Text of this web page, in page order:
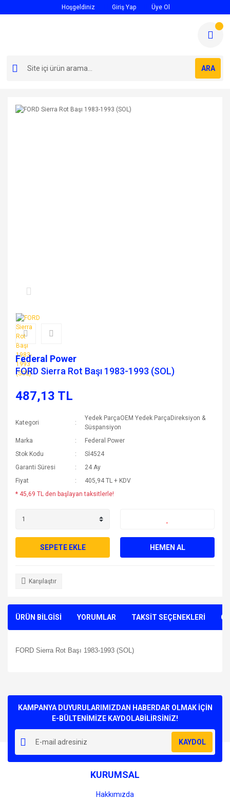
Hoşgeldiniz Giriş Yap Üye Ol
ARA
Federal Power
FORD Sierra Rot Başı 1983-1993 (SOL)
487,13 TL
Kategori
Yedek ParçaOEM Yedek ParçaDireksiyon &
Süspansiyon
Marka
Federal Power
Stok Kodu
Sİ4524
Garanti Süresi
24 Ay
Fiyat
405,94 TL + KDV
* 45,69 TL den başlayan taksitlerle!
SEPETE EKLE HEMEN AL
Karşılaştır
ÜRÜN BİLGİSİ YORUMLAR TAKSİT SEÇENEKLERİ
FORD Sierra Rot Başı 1983-1993 (SOL)
Yorum Yaz
kullanarak tarafımıza iletebilirsiniz.
Görüş ve önerileriniz için teşekkür ederiz.
Ürün resmi kalitesiz, bozuk veya görüntülenemiyor.
Ürün açıklamasında eksik bilgiler bulunuyor.
Ürün bilgilerinde hatalar bulunuyor.
Ürün fiyatı diğer sitelerden daha pahalı.
KAMPANYA DUYURULARIMIZDAN HABERDAR OLMAK İÇİN
E-BÜLTENİMİZE KAYDOLABİLİRSİNİZ!
KAYDOL
KURUMSAL
Hakkımızda